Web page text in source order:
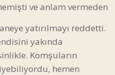
ve anlam vermeden
yatırılmayı reddetti.
yakında
Komşuların
hemen